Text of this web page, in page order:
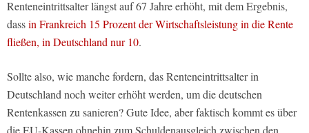
Renteneintrittsalter längst auf 67 Jahre erhöht, mit dem Ergebnis,
dassin Frankreich 15 Prozent der Wirtschaftsleistung in die Rente
fließen, in Deutschland nur 10.
Sollte also, wie manche fordern, das Renteneintrittsalter in
Deutschland noch weiter erhöht werden, um die deutschen
Rentenkassen zu sanieren? Gute Idee, aber faktisch kommt es über
die EU-Kassen ohnehin zum Schuldenausgleich zwischen den